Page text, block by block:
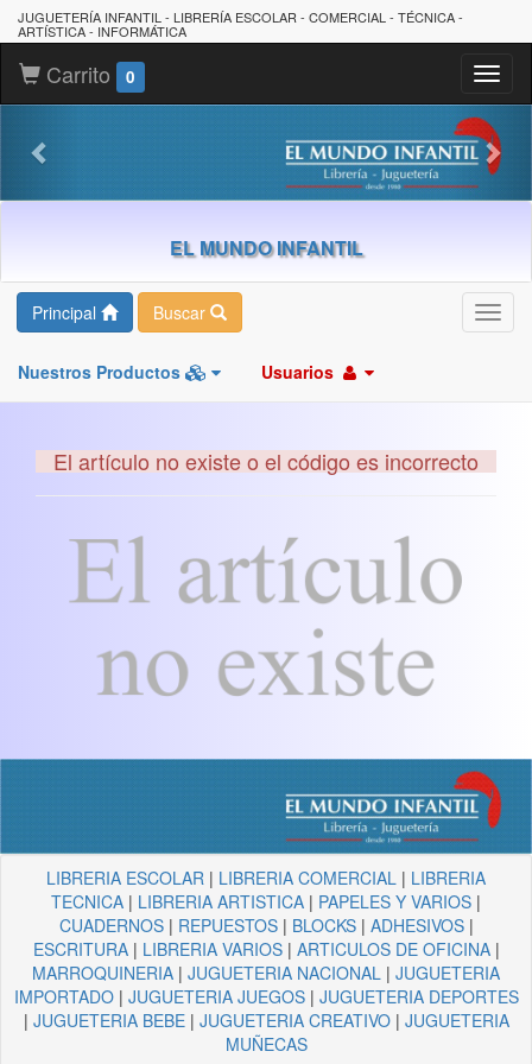
JUGUETERÍA INFANTIL - LIBRERÍA ESCOLAR - COMERCIAL - TÉCNICA -
ARTÍSTICA - INFORMÁTICA
Carrito 0
EL MUNDO INFANTIL
Principal Buscar
Nuestros Productos Usuarios
El artículo no existe o el código es incorrecto
LIBRERIA ESCOLAR | LIBRERIA COMERCIAL | LIBRERIA
TECNICA | LIBRERIA ARTISTICA | PAPELES Y VARIOS |
CUADERNOS| REPUESTOS| BLOCKS| ADHESIVOS|
ESCRITURA| LIBRERIA VARIOS| ARTICULOS DE OFICINA|
MARROQUINERIA | JUGUETERIA NACIONAL | JUGUETERIA
IMPORTADO| JUGUETERIA JUEGOS| JUGUETERIA DEPORTES
| JUGUETERIA BEBE| JUGUETERIA CREATIVO| JUGUETERIA
MUÑECAS